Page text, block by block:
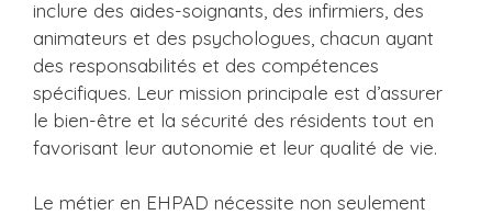
inclure des aides-soignants, des infirmiers, des
animateurs et des psychologues, chacun ayant
des responsabilités et des compétences
spécifiques. Leur mission principale est d’assurer
le bien-être et la sécurité des résidents tout en
favorisant leur autonomie et leur qualité de vie.
Le métier en EHPAD nécessite non seulement